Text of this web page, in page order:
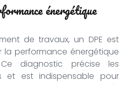
énergétique
de travaux, un DPE est
la performance énergétique
diagnostic précise les
et est indispensable pour